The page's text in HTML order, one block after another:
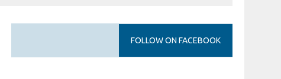
FOLLOW ON FACEBOOK